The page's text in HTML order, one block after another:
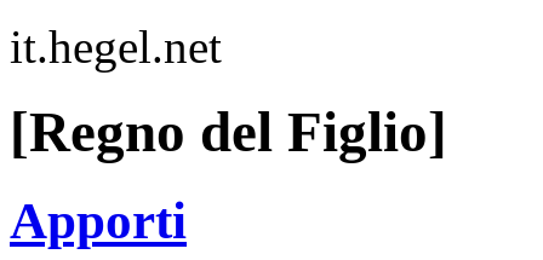
it.hegel.net
[Regno del Figlio]
Apporti